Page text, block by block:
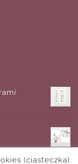
(ciasteczka).